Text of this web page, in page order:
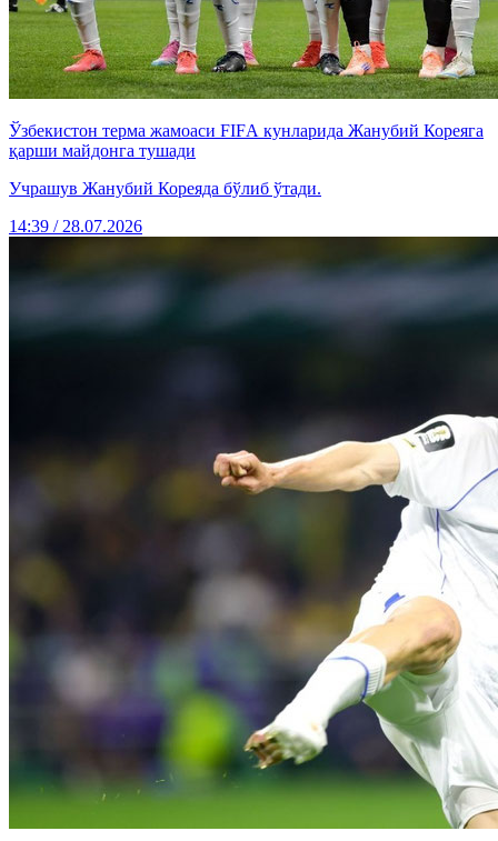
Ўзбекистон терма жамоаси FIFА кунларида Жанубий Кореяга
қарши майдонга тушади
Учрашув Жанубий Кореяда бўлиб ўтади.
14:39 / 28.07.2026